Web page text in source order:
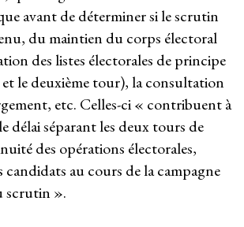
avant de déterminer si le scrutin
du maintien du corps électoral
des listes électorales de principe
le deuxième tour), la consultation
etc. Celles-ci « contribuent à
délai séparant les deux tours de
des opérations électorales,
candidats au cours de la campagne
scrutin ».